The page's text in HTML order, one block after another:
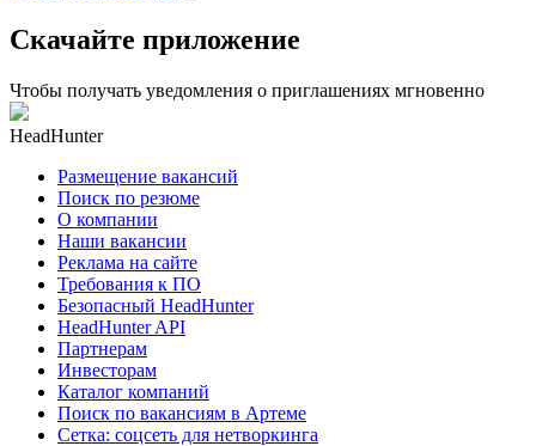
Скачайте приложение
Чтобы получать уведомления о приглашениях мгновенно
HeadHunter
Размещение вакансий
Поиск по резюме
О компании
Наши вакансии
Реклама на сайте
Требования к ПО
Безопасный HeadHunter
HeadHunter API
Партнерам
Инвесторам
Каталог компаний
Поиск по вакансиям в Артеме
Сетка: соцсеть для нетворкинга